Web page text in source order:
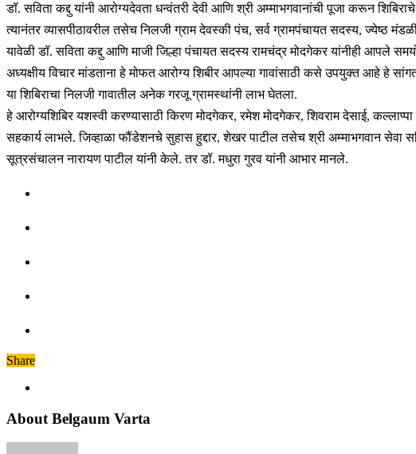
डॉ. सविता कद्दु यांनी आरोग्यदेवता धन्वंतरी देवी आणि श्री अम्माभगवानांची पूजा करून
त्यानंतर व्यासपीठावरील तसेच निलजी ग्राम देवस्की पंच, सर्व ग्रामपंचायत सदस्य, ज्येष्ठ
यावेळी डॉ. सविता कद्दु आणि माजी जिल्हा पंचायत सदस्य रामचंद्र मोदगेकर यांनीही आपले
अध्यक्षीय विचार मांडताना हे मोफत आरोग्य शिबीर आपल्या गावांसाठी कसे उपयुक्त आहे हे
या शिबिराचा निलजी गावातील अनेक गरजू ग्रामस्थांनी लाभ घेतला.
हे आरोग्यशिबिर यशस्वी करण्यासाठी किरण मोदगेकर, रमेश मोदगेकर, शिवराम देसाई,
सहकार्य लाभले. जिव्हाळा फौंडेशनचे सुहास हुद्दार, शेखर पाटील तसेच श्री अम्माभगवान सेवा
सूत्रसंचालन नारायण पाटील यांनी केले. तर डॉ. मधुरा गुरव यांनी आभार मानले.
Share
About Belgaum Varta